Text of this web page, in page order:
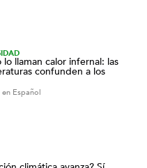
lo llaman calor infernal: las
confunden a los
Español